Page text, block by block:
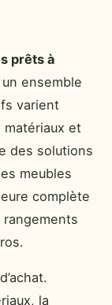
prêts à
ensemble
varient
et
des solutions
meubles
complète
la